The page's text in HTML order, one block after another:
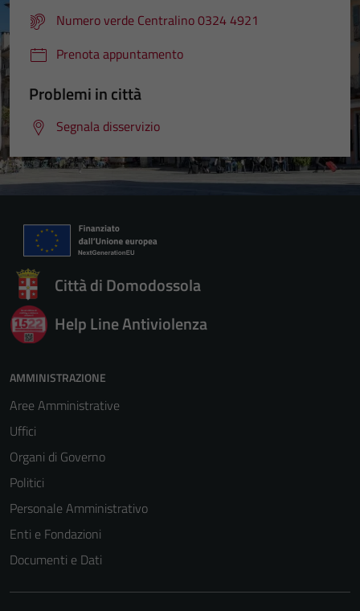
Numero verde Centralino 0324 4921
Prenota appuntamento
Problemi in città
Segnala disservizio
Città di Domodossola
Help Line Antiviolenza
AMMINISTRAZIONE
Aree Amministrative
Uffici
Organi di Governo
Politici
Personale Amministrativo
Enti e Fondazioni
Documenti e Dati